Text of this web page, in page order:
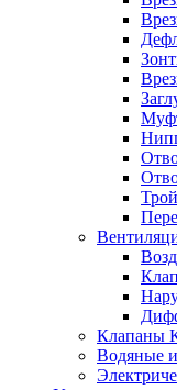
Клапаны
Водяные